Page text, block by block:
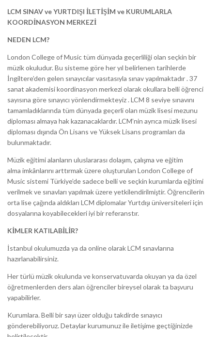
LCM SINAV ve YURTDIŞI İLETİŞİM ve KURUMLARLA
KOORDİNASYON MERKEZİ
NEDEN LCM?
London College of Music tüm dünyada geçerliliği olan seçkin bir
müzik okuludur. Bu sisteme göre her yıl belirlenen tarihlerde
İngiltere’den gelen sınayıcılar vasıtasıyla sınav yapılmaktadır . 37
sanat akademisi koordinasyon merkezi olarak okullara belli öğrenci
sayısına göre sınayıcı yönlendirmekteyiz . LCM 8 seviye sınavını
tamamladıklarında tüm dünyada geçerli olan müzik lisesi mezunu
diploması almaya hak kazanacaklardır. LCM’nin ayrıca müzik lisesi
diploması dışında Ön Lisans ve Yüksek Lisans programları da
bulunmaktadır.
Müzik eğitimi alanların uluslararası dolaşım, çalışma ve eğitim
alma imkânlarını arttırmak üzere oluşturulan London College of
Music sistemi Türkiye’de sadece belli ve seçkin kurumlarda eğitimi
verilmek ve sınavları yapılmak üzere yetkilendirilmiştir. Öğrencilerin
orta lise çağında aldıkları LCM diplomalar Yurtdışı üniversiteleri için
dosyalarına koyabilecekleri iyi bir referanstır.
KİMLER KATILABİLİR?
İstanbul okulumuzda ya da online olarak LCM sınavlarına
hazırlanabilirsiniz.
Her türlü müzik okulunda ve konservatuvarda okuyan ya da özel
öğretmenlerden ders alan öğrenciler bireysel olarak ta başvuru
yapabilirler.
Kurumlara. Belli bir sayı üzer olduğu takdirde sınayıcı
gönderebiliyoruz. Detaylar kurumunuz ile iletişime geçtiğinizde